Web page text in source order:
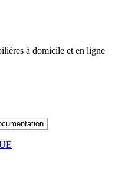
à domicile et en ligne